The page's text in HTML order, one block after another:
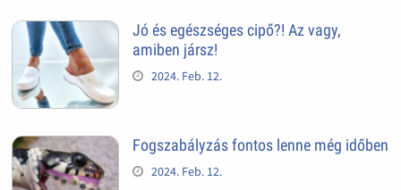
Jó és egészséges cipő?! Az vagy,
amiben jársz!
2024. Feb. 12.
Fogszabályzás fontos lenne még időben
2024. Feb. 12.